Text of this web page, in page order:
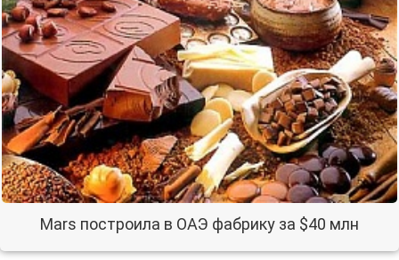
Mars построила в ОАЭ фабрику за $40 млн